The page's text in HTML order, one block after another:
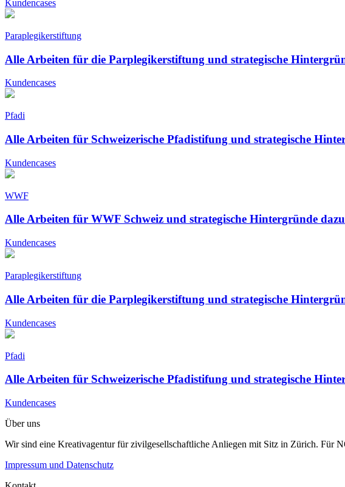
Kundencases
Paraplegikerstiftung
Alle Arbeiten für die Parplegikerstiftung und strategische
Kundencases
Pfadi
Alle Arbeiten für Schweizerische Pfadistifung und strategische
Kundencases
WWF
Alle Arbeiten für WWF Schweiz und strategische Hintergründe dazu
Kundencases
Paraplegikerstiftung
Alle Arbeiten für die Parplegikerstiftung und strategische
Kundencases
Pfadi
Alle Arbeiten für Schweizerische Pfadistifung und strategische
Kundencases
Über uns
Wir sind eine Kreativagentur für zivilgesellschaftliche Anliegen mit Sitz in Zürich. Für
Impressum und Datenschutz